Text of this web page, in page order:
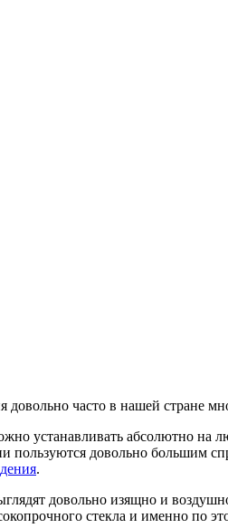
довольно часто в нашей стране
устанавливать абсолютно
пользуются довольно большим
.
довольно изящно и
стекла и именно